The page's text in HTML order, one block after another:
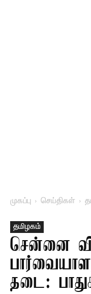
முகப்பு செய்திகள்
தமிழகம்
சென்னை
தடை: